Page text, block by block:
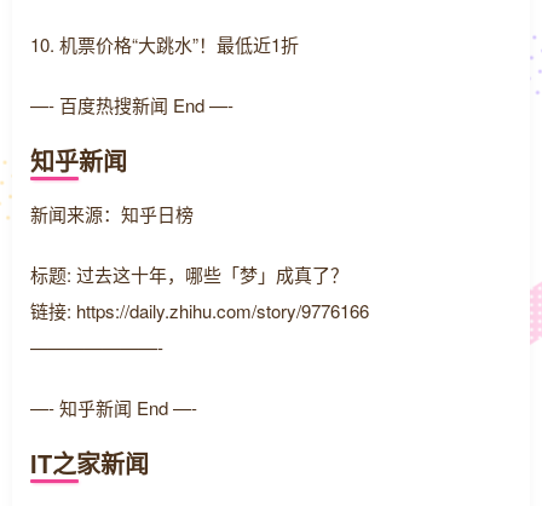
10. 机票价格“大跳水”！最低近1折
—- 百度热搜新闻 End —-
知乎新闻
新闻来源：知乎日榜
标题: 过去这十年，哪些「梦」成真了？
链接: https://daily.zhihu.com/story/9776166
———————-
—- 知乎新闻 End —-
IT之家新闻